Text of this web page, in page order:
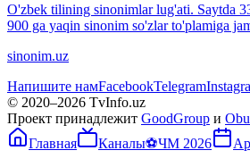
O'zbek tilining sinonimlar lug'ati. Saytda
900 ga yaqin sinonim so'zlar to'plamiga
sinonim.uz
Напишите намFacebookTelegram
© 2020–2026 TvInfo.uz
Проект принадлежит GoodGroup и
Главная
Каналы⚽ЧМ 2026